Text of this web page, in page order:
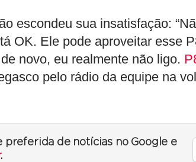
escondeu sua insatisfação:
OK. Ele pode aproveitar esse
novo, eu realmente não ligo.
pelo rádio da equipe na
preferida de notícias no Google e
.